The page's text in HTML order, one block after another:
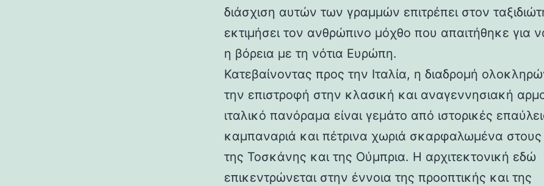
διάσχιση αυτών των γραμμών επιτρέπει στον
εκτιμήσει τον ανθρώπινο μόχθο που απαιτήθηκε για
η βόρεια με τη νότια Ευρώπη.
Κατεβαίνοντας προς την Ιταλία, η διαδρομή
την επιστροφή στην κλασική και αναγεννησιακή
ιταλικό πανόραμα είναι γεμάτο από ιστορικές
καμπαναριά και πέτρινα χωριά σκαρφαλωμένα
της Τοσκάνης και της Ούμπρια. Η αρχιτεκτονική εδώ
επικεντρώνεται στην έννοια της προοπτικής και της